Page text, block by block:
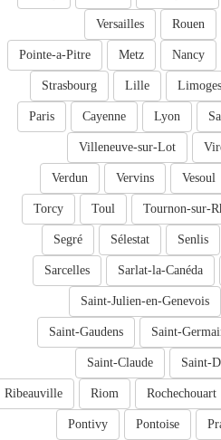
Rouen
Versailles
Nancy
Metz
Pointe-a-Pitre
Limoges
Lille
Strasbourg
Lyon
Cayenne
Paris
Villeneuve-sur-Lot
Vesoul
Vervins
Verdun
Tournon-sur-
Toul
Torcy
Senlis
Sélestat
Segré
Sarlat-la-Canéda
Sarcelles
Saint-Julien-en-Genevois
Saint-
Saint-Gaudens
Saint-
Saint-Claude
Rochechouart
Riom
Ribeauville
Pontoise
Pontivy